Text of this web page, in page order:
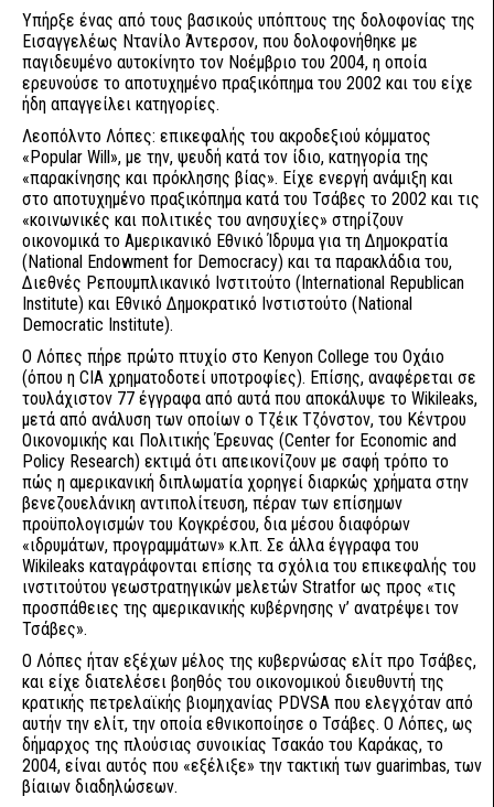
Υπήρξε ένας από τους βασικούς υπόπτους της δολοφονίας της
Εισαγγελέως Ντανίλο Άντερσον, που δολοφονήθηκε με
παγιδευμένο αυτοκίνητο τον Νοέμβριο του 2004, η οποία
ερευνούσε το αποτυχημένο πραξικόπημα του 2002 και του είχε
ήδη απαγγείλει κατηγορίες.
Λεοπόλντο Λόπες: επικεφαλής του ακροδεξιού κόμματος
«Popular Will», με την, ψευδή κατά τον ίδιο, κατηγορία της
«παρακίνησης και πρόκλησης βίας». Είχε ενεργή ανάμιξη και
στο αποτυχημένο πραξικόπημα κατά του Τσάβες το 2002 και τις
«κοινωνικές και πολιτικές του ανησυχίες» στηρίζουν
οικονομικά το Αμερικανικό Εθνικό Ίδρυμα για τη Δημοκρατία
(National Endowment for Democracy) και τα παρακλάδια του,
Διεθνές Ρεπουμπλικανικό Ινστιτούτο (International Republican
Institute) και Εθνικό Δημοκρατικό Ινστιστούτο (National
Democratic Institute).
Ο Λόπες πήρε πρώτο πτυχίο στο Kenyon College του Οχάιο
(όπου η CIA χρηματοδοτεί υποτροφίες). Επίσης, αναφέρεται σε
τουλάχιστον 77 έγγραφα από αυτά που αποκάλυψε το Wikileaks,
μετά από ανάλυση των οποίων ο Τζέικ Τζόνστον, του Κέντρου
Οικονομικής και Πολιτικής Έρευνας (Center for Economic and
Policy Research) εκτιμά ότι απεικονίζουν με σαφή τρόπο το
πώς η αμερικανική διπλωματία χορηγεί διαρκώς χρήματα στην
βενεζουελάνικη αντιπολίτευση, πέραν των επίσημων
προϋπολογισμών του Κογκρέσου, δια μέσου διαφόρων
«ιδρυμάτων, προγραμμάτων» κ.λπ. Σε άλλα έγγραφα του
Wikileaks καταγράφονται επίσης τα σχόλια του επικεφαλής του
ινστιτούτου γεωστρατηγικών μελετών Stratfor ως προς «τις
προσπάθειες της αμερικανικής κυβέρνησης ν’ ανατρέψει τον
Τσάβες».
Ο Λόπες ήταν εξέχων μέλος της κυβερνώσας ελίτ προ Τσάβες,
και είχε διατελέσει βοηθός του οικονομικού διευθυντή της
κρατικής πετρελαϊκής βιομηχανίας PDVSA που ελεγχόταν από
αυτήν την ελίτ, την οποία εθνικοποίησε ο Τσάβες. Ο Λόπες, ως
δήμαρχος της πλούσιας συνοικίας Τσακάο του Καράκας, το
2004, είναι αυτός που «εξέλιξε» την τακτική των guarimbas, των
βίαιων διαδηλώσεων.